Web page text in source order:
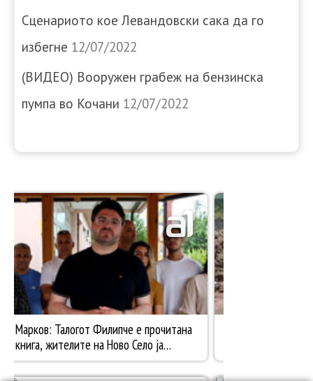
Сценариото кое Левандовски сака да го
избегне 12/07/2022
(ВИДЕО) Вооружен грабеж на бензинска
пумпа во Кочани 12/07/2022